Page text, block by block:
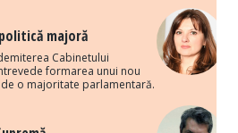
majoră
Cabinetului
formarea unui nou
o majoritate parlamentară.